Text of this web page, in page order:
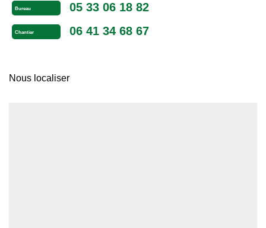
Bureau 05 33 06 18 82
Chantier 06 41 34 68 67
Nous localiser